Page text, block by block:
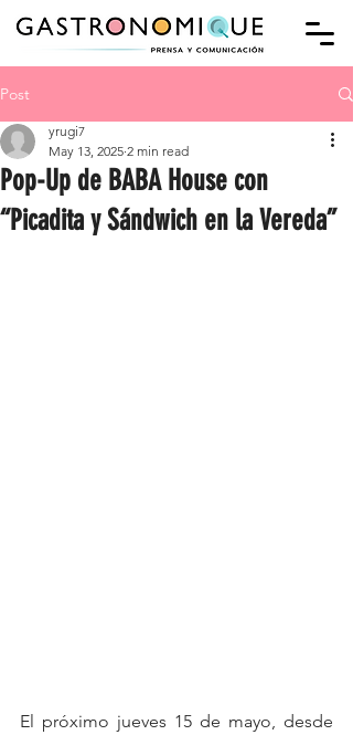
Post
Pop-Up de BABA House con
“Picadita y Sándwich en la Vereda”
yrugi7
May 13, 2025 2 min read
El próximo jueves 15 de mayo, desde